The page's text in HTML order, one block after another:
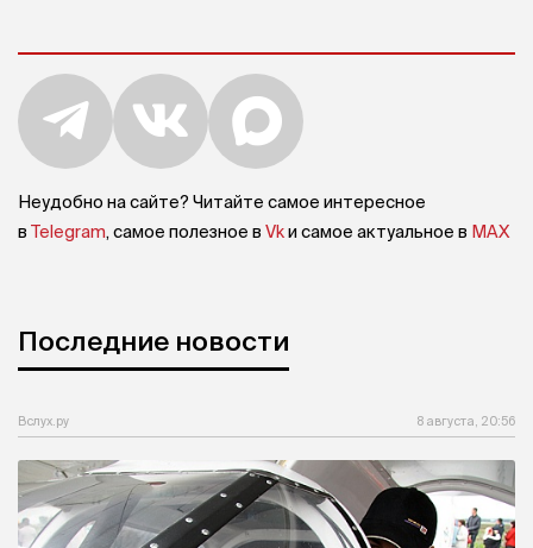
Неудобно на сайте? Читайте самое интересное
в Telegram, самое полезное в Vkи самое актуальное в MAX
Последние новости
Вслух.ру 8 августа, 20:56